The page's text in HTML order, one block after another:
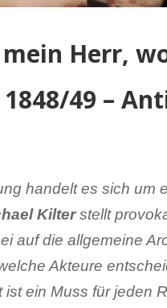
mein Herr,
49 –
handelt es sich um
Kilterstellt
auf die allgemeine
Akteure
ein Muss für jeden